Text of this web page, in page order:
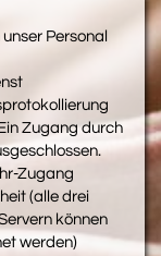
Personal
Zugang durch
Zugang
(alle drei
können
werden)